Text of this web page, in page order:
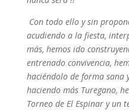
Con todo ello y sin
acudiendo a la fiesta,
más, hemos ido
entrenado convivencia,
haciéndolo de forma sana
haciendo más Turegano,
Torneo de El Espinar y un